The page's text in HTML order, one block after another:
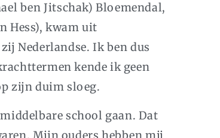
ben Jitschak) Bloemendal,
Hess), kwam uit
Nederlandse. Ik ben dus
kende ik geen
zijn duim sloeg.
school gaan. Dat